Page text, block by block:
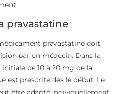
pravastatine
pravastatine doit
par un médecin. Dans la
de 10 à 20 mg de la
est prescrite dès le début. Le
être adapté individuellement